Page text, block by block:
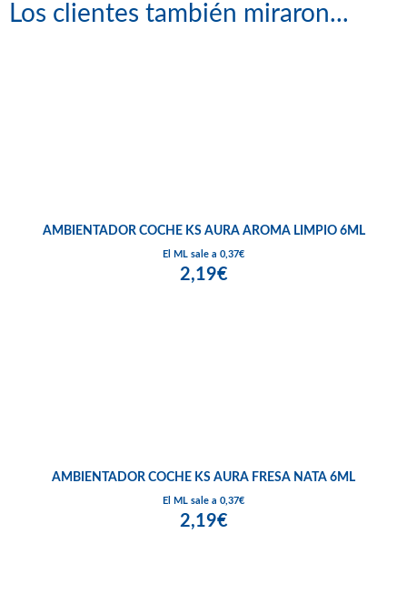
Los clientes también miraron...
AMBIENTADOR COCHE KS AURA AROMA LIMPIO 6ML
El ML sale a 0,37€
2,19€
AMBIENTADOR COCHE KS AURA FRESA NATA 6ML
El ML sale a 0,37€
2,19€